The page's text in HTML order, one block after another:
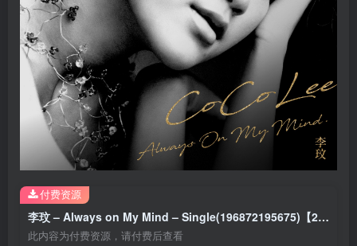
李玟 – Always on My Mind – Single(196872195675)【24bit／48.0kHz】台湾区
此内容为付费资源，请付费后查看
付费资源